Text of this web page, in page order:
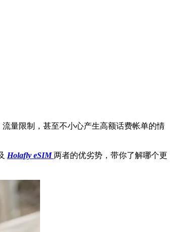
量限制，甚至不小心产生高额话费帐单的情
Holafly eSIM两者的优劣势，带你了解哪个更